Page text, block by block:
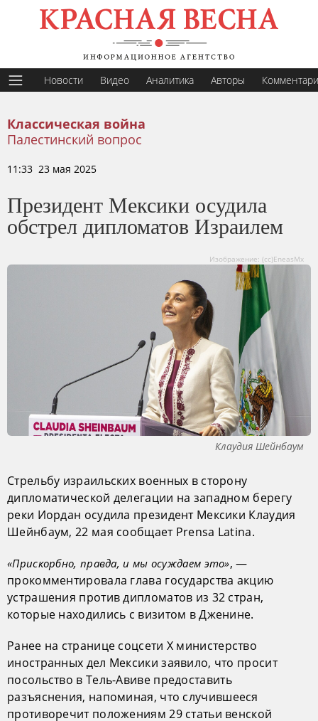
Новости Видео Аналитика Авторы
Классическая война
Палестинский вопрос
11:33 23 мая 2025
Президент Мексики осудила
обстрел дипломатов Израилем
Изображение: (cc)EneasMx
Клаудия Шейнбаум
Стрельбу израильских военных в сторону
дипломатической делегации на западном берегу
реки Иордан осудила президент Мексики Клаудия
Шейнбаум, 22 мая сообщает Prensa Latina.
«Прискорбно, правда, и мы осуждаем это», —
прокомментировала глава государства акцию
устрашения против дипломатов из 32 стран,
которые находились с визитом в Дженине.
Ранее на странице соцсети X министерство
иностранных дел Мексики заявило, что просит
посольство в Тель-Авиве предоставить
разъяснения, напоминая, что случившееся
противоречит положениям 29 статьи венской